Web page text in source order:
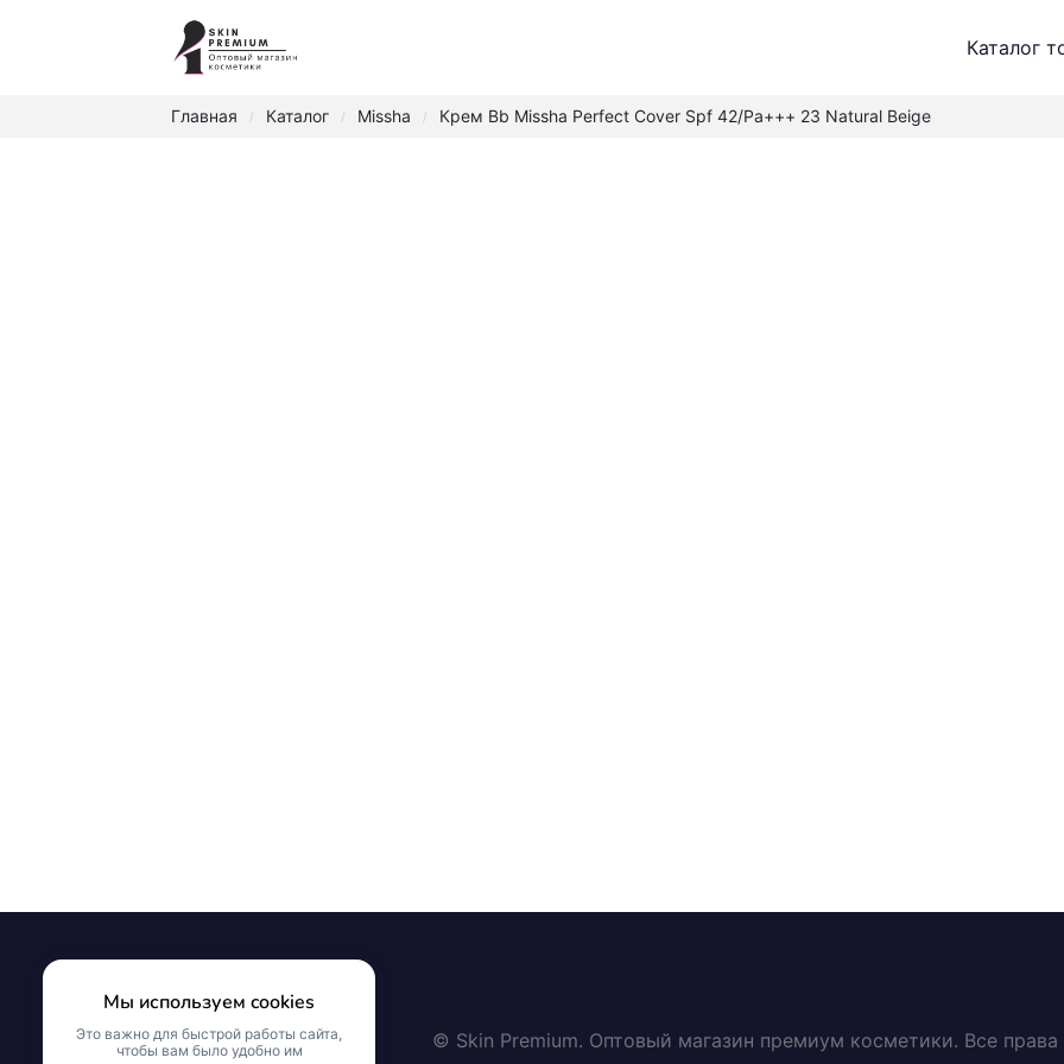
Каталог
Главная / Каталог / Missha / Крем Bb Missha Perfect Cover Spf 42/Pa+++ 23 Natural Beige
© Skin Premium. Оптовый магазин премиум косметики. Все
Мы используем cookies
Это важно для быстрой работы сайта,
чтобы вам было удобно им